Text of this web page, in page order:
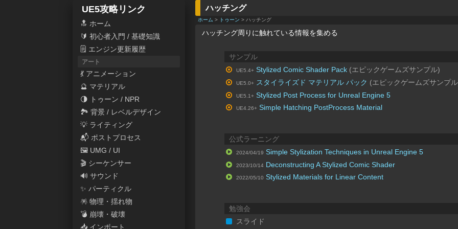
ハッチング
ホーム > トゥーン > ハッチング
ハッチング周りに触れている情報を集める
サンプル
UE5.4+ Stylized Comic Shader Pack(エピックゲームズサンプル)
UE5.0+ スタイライズド マテリアル パック (エピックゲームズサンプ
UE5.1+ Stylized Post Process for Unreal Engine 5
UE4.26+ Simple Hatching PostProcess Material
公式ラーニング
2024/04/19 Simple Stylization Techniques in Unreal Engine 5
2023/10/14 Deconstructing A Stylized Comic Shader
2022/05/10 Stylized Materials for Linear Content
勉強会
スライド
UE5攻略リンク
🔝 ホーム
🔰 初心者入門 / 基礎知識
🗒 エンジン更新履歴
アート
💃 アニメーション
🔮 マテリアル
🌗 トゥーン / NPR
🏞 背景 / レベルデザイン
💡 ライティング
📬 ポストプロセス
🖼 UMG / UI
🎬 シーケンサー
🔊 サウンド
✨ パーティクル
🪅 物理・揺れ物
💣 崩壊・破壊
📥 インポート